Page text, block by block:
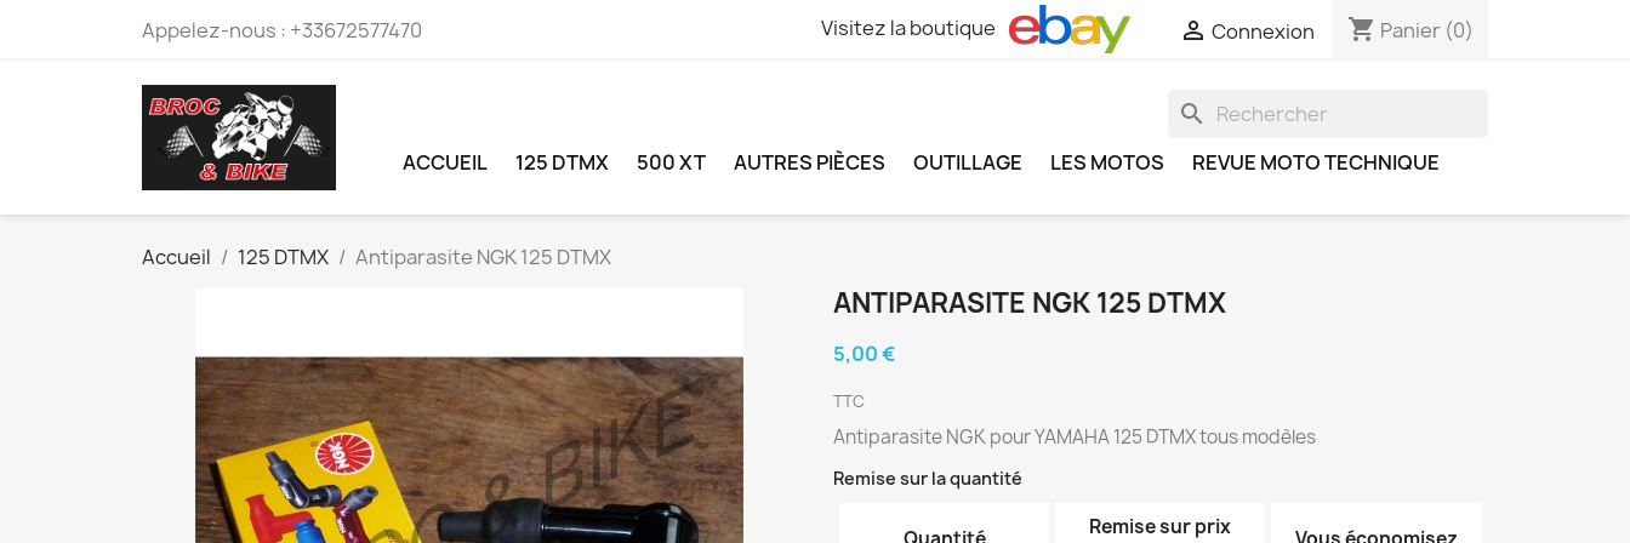
Appelez-nous : +33672577470 Visitez la boutique  Connexion shopping_cart Panier (0)
search
ACCUEIL 125 DTMX 500 XT AUTRES PIÈCES OUTILLAGE LES MOTOS REVUE MOTO TECHNIQUE
Accueil 125 DTMX Antiparasite NGK 125 DTMX
ANTIPARASITE NGK 125 DTMX
5,00 €
TTC
Antiparasite NGK pour YAMAHA 125 DTMX tous modèles
Remise sur la quantité
Remise sur prix